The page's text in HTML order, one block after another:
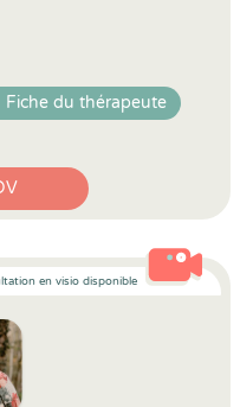
Fiche du thérapeute
en visio disponible